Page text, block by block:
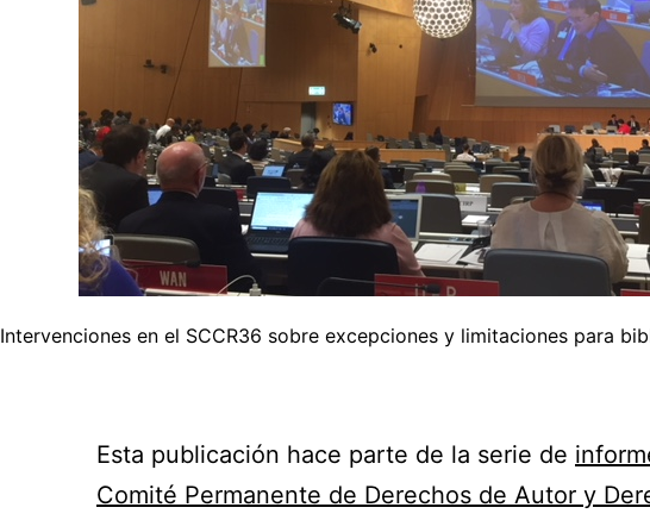
Intervenciones en el SCCR36 sobre excepciones y limitaciones para
Esta publicación hace parte de la serie de
Comité Permanente de Derechos de Autor y